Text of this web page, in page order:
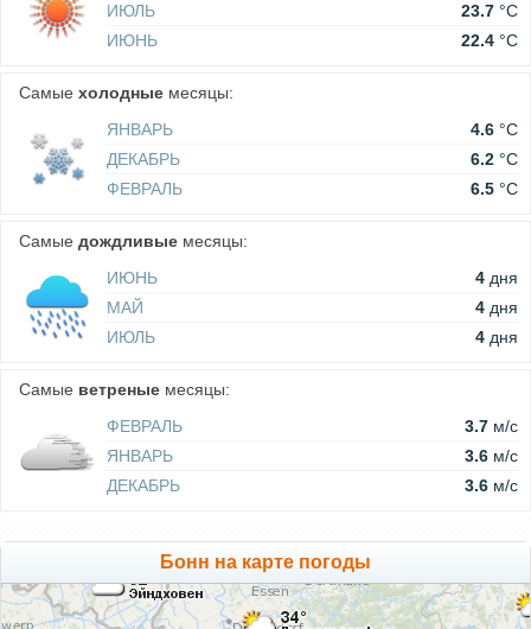
ИЮЛЬ
23.7 °C
ИЮНЬ
22.4 °C
Самые холодные месяцы:
ЯНВАРЬ
4.6 °C
ДЕКАБРЬ
6.2 °C
ФЕВРАЛЬ
6.5 °C
Самые дождливые месяцы:
ИЮНЬ
4 дня
МАЙ
4 дня
ИЮЛЬ
4 дня
Самые ветреные месяцы:
ФЕВРАЛЬ
3.7 м/c
ЯНВАРЬ
3.6 м/c
ДЕКАБРЬ
3.6 м/c
Бонн на карте погоды